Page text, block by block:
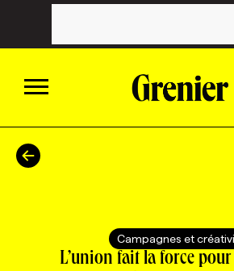
ACTUALITÉS
TOUTES LES CATÉGORIES
CHRONIQUES
FORFAITS ABONNEMENT
INFOLETTRES
Campagnes et
L’union fait la force